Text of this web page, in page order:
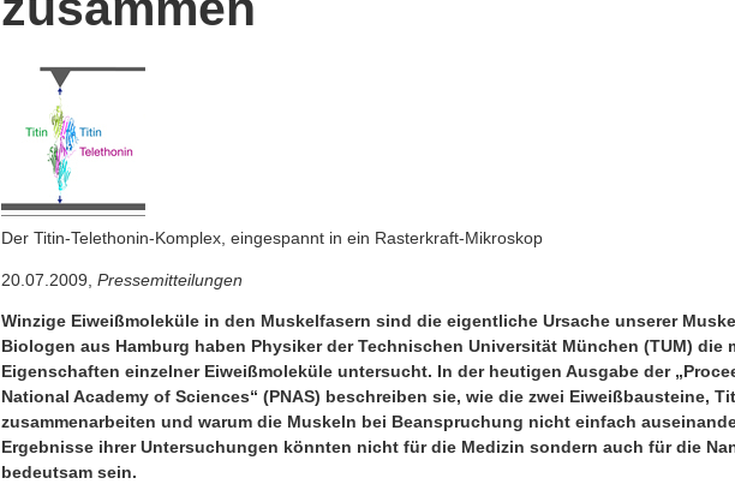
Der Titin-Telethonin-Komplex, eingespannt in ein Rasterkraft-Mikroskop
20.07.2009, Pressemitteilungen
Winzige Eiweißmoleküle in den Muskelfasern sind die eigentliche Ursache unserer
Biologen aus Hamburg haben Physiker der Technischen Universität München (TUM) die
Eigenschaften einzelner Eiweißmoleküle untersucht. In der heutigen Ausgabe der
National Academy of Sciences“ (PNAS) beschreiben sie, wie die zwei Eiweißbausteine,
zusammenarbeiten und warum die Muskeln bei Beanspruchung nicht einfach
Ergebnisse ihrer Untersuchungen könnten nicht für die Medizin sondern auch für die
bedeutsam sein.